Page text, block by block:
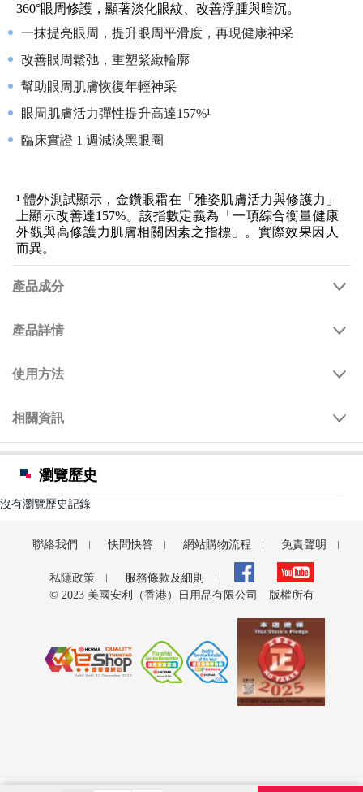
360°眼周修護，顯著淡化眼紋、改善浮腫與暗沉。
一抹提亮眼周，提升眼周平滑度，再現健康神采
改善眼周鬆弛，重塑緊緻輪廓
幫助眼周肌膚恢復年輕神采
眼周肌膚活力彈性提升高達157%¹
臨床實證 1 週減淡黑眼圈
¹ 體外測試顯示，金鑽眼霜在「雅姿肌膚活力與修護力」
上顯示改善達157%。該指數定義為「一項綜合衡量健康
外觀與高修護力肌膚相關因素之指標」。實際效果因人
而異。
產品成分
產品詳情
使用方法
相關資訊
瀏覽歷史
沒有瀏覽歷史記錄
聯絡我們 快問快答 網站購物流程 免責聲明
私隱政策
服務條款及細則
© 2023 美國安利（香港）日用品有限公司 版權所有